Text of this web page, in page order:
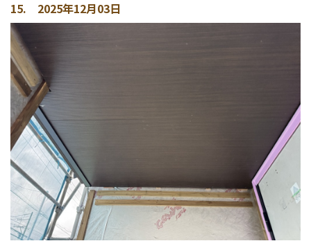
15. 2025年12月03日